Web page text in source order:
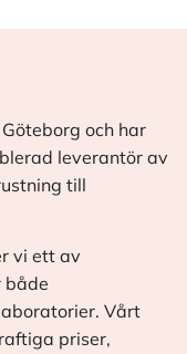
och har
leverantör av
till
vi ett av
både
Vårt
priser,